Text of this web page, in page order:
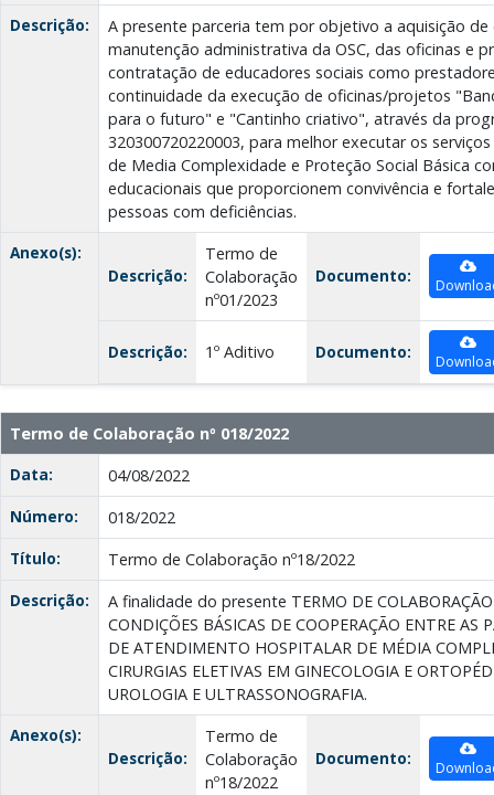
Descrição:
A presente parceria tem por objetivo a aquisição
manutenção administrativa da OSC, das oficinas e
contratação de educadores sociais como
continuidade da execução de oficinas/projetos
para o futuro" e "Cantinho criativo", através da
320300720220003, para melhor executar os
de Media Complexidade e Proteção Social Básica
educacionais que proporcionem convivência e
pessoas com deficiências.
Anexo(s):
Descrição:
Termo de
Colaboração
nº01/2023
Documento:
Descrição: 1º Aditivo Documento:
Termo de Colaboração nº 018/2022
Data:
04/08/2022
Número:
018/2022
Título:
Termo de Colaboração nº18/2022
Descrição:
A finalidade do presente TERMO DE
CONDIÇÕES BÁSICAS DE COOPERAÇÃO ENTRE AS
DE ATENDIMENTO HOSPITALAR DE MÉDIA
CIRURGIAS ELETIVAS EM GINECOLOGIA E
UROLOGIA E ULTRASSONOGRAFIA.
Anexo(s):
Descrição:
Termo de
Colaboração
nº18/2022
Documento: